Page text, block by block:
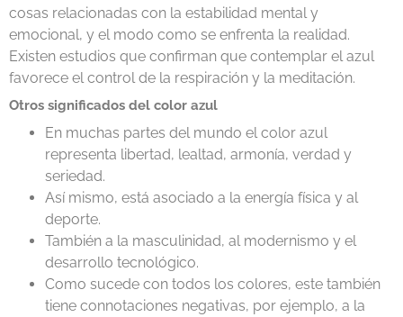
cosas relacionadas con la estabilidad mental y
emocional, y el modo como se enfrenta la realidad.
Existen estudios que confirman que contemplar el azul
favorece el control de la respiración y la meditación.
Otros significados del color azul
En muchas partes del mundo el color azul
representa libertad, lealtad, armonía, verdad y
seriedad.
Así mismo, está asociado a la energía física y al
deporte.
También a la masculinidad, al modernismo y el
desarrollo tecnológico.
Como sucede con todos los colores, este también
tiene connotaciones negativas, por ejemplo, a la